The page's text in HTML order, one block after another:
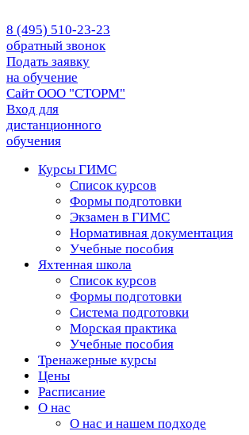
8 (495) 510-23-23
обратный звонок
Подать заявку
на обучение
Сайт ООО "СТОРМ"
Вход для
дистанционного
обучения
Курсы ГИМС
Список курсов
Формы подготовки
Экзамен в ГИМС
Нормативная документация
Учебные пособия
Яхтенная школа
Список курсов
Формы подготовки
Cистема подготовки
Морская практика
Учебные пособия
Тренажерные курсы
Цены
Расписание
О нас
О нас и нашем подходе